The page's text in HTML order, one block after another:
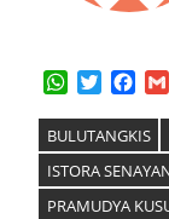
WhatsApp
Twitter
BULUTANGKIS
ISTORA
PRAMUDYA